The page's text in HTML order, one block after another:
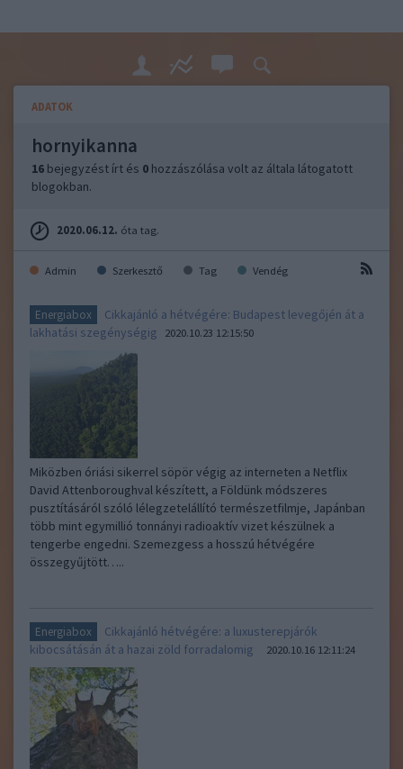
ADATOK
hornyikanna
16 bejegyzést írt és 0 hozzászólása volt az általa látogatott
blogokban.
2020.06.12. óta tag.
Admin Szerkesztő Tag Vendég
Energiabox
Cikkajánló a hétvégére: Budapest levegőjén át a
lakhatási szegénységig
2020.10.23 12:15:50
Miközben óriási sikerrel söpör végig az interneten a Netflix
David Attenboroughval készített, a Földünk módszeres
pusztításáról szóló lélegzetelállító természetfilmje, Japánban
több mint egymillió tonnányi radioaktív vizet készülnek a
tengerbe engedni. Szemezgess a hosszú hétvégére
összegyűjtött…..
Energiabox
Cikkajánló hétvégére: a luxusterepjárók
kibocsátásán át a hazai zöld forradalomig
2020.10.16 12:11:24